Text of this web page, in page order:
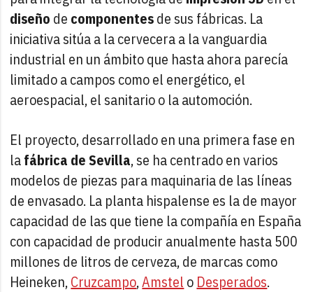
diseño de componentesde sus fábricas. La
iniciativa sitúa a la cervecera a la vanguardia
industrial en un ámbito que hasta ahora parecía
limitado a campos como el energético, el
aeroespacial, el sanitario o la automoción.
El proyecto, desarrollado en una primera fase en
lafábrica de Sevilla, se ha centrado en varios
modelos de piezas para maquinaria de las líneas
de envasado. La planta hispalense es la de mayor
capacidad de las que tiene la compañía en España
con capacidad de producir anualmente hasta 500
millones de litros de cerveza, de marcas como
Heineken,Cruzcampo,Amstel o Desperados.